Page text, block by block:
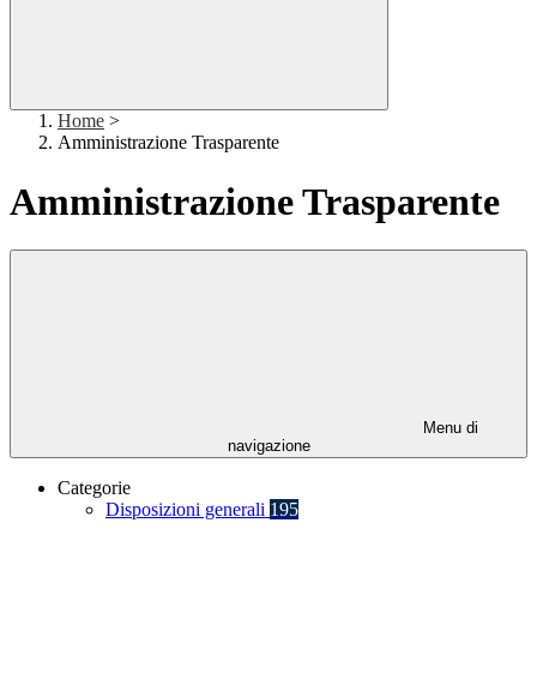
Home >
Amministrazione Trasparente
Amministrazione Trasparente
Menu di
navigazione
Categorie
Disposizioni generali 195